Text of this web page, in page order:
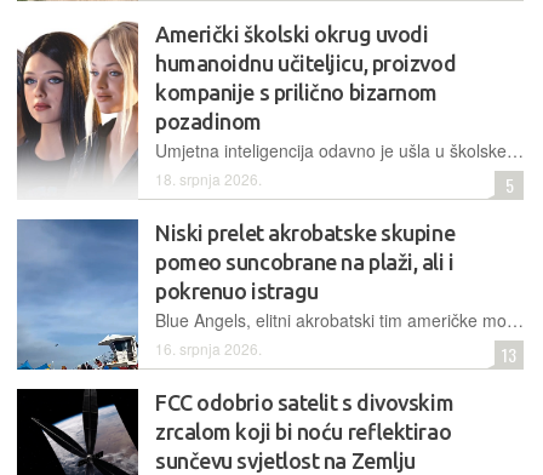
Američki školski okrug uvodi
humanoidnu učiteljicu, proizvod
kompanije s prilično bizarnom
pozadinom
Umjetna inteligencija odavno je ušla u školske klupe kroz chatbote i softverske alate, no jedan školski okrug u državi New York odlučio je napraviti korak dalje i u učionice uvesti fizičkog, humanoidnog robota
18. srpnja 2026. 5
Niski prelet akrobatske skupine
pomeo suncobrane na plaži, ali i
pokrenuo istragu
Blue Angels, elitni akrobatski tim američke mornarice, brišućim je letom na plaži Pensacola razbacao opremu kupača, ali doveo i do službene istrage o poštivanju strogih letačkih standarda
16. srpnja 2026. 13
FCC odobrio satelit s divovskim
zrcalom koji bi noću reflektirao
sunčevu svjetlost na Zemlju